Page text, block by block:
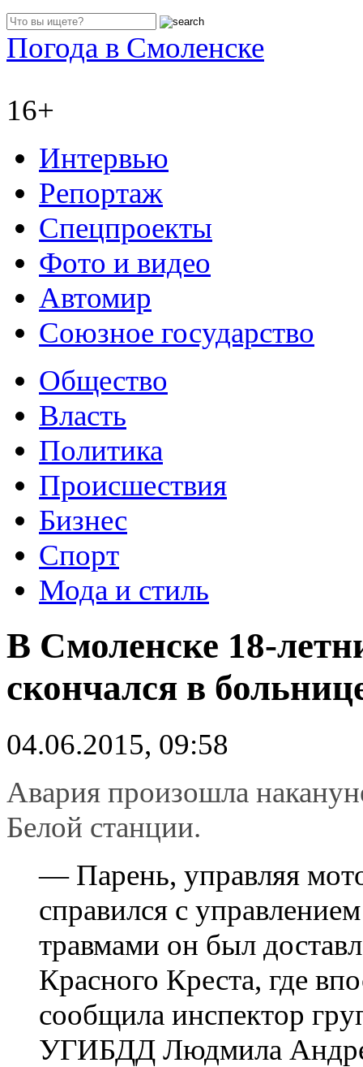
Погода в Смоленске
16+
Интервью
Репортаж
Спецпроекты
Фото и видео
Автомир
Союзное государство
Общество
Власть
Политика
Происшествия
Бизнес
Спорт
Мода и стиль
В Смоленске 18-
скончался в
04.06.2015, 09:58
Авария произошла
Белой станции.
— Парень, управляя
справился с
травмами он был
Красного Креста, где
сообщила инспектор
УГИБДД Людмила